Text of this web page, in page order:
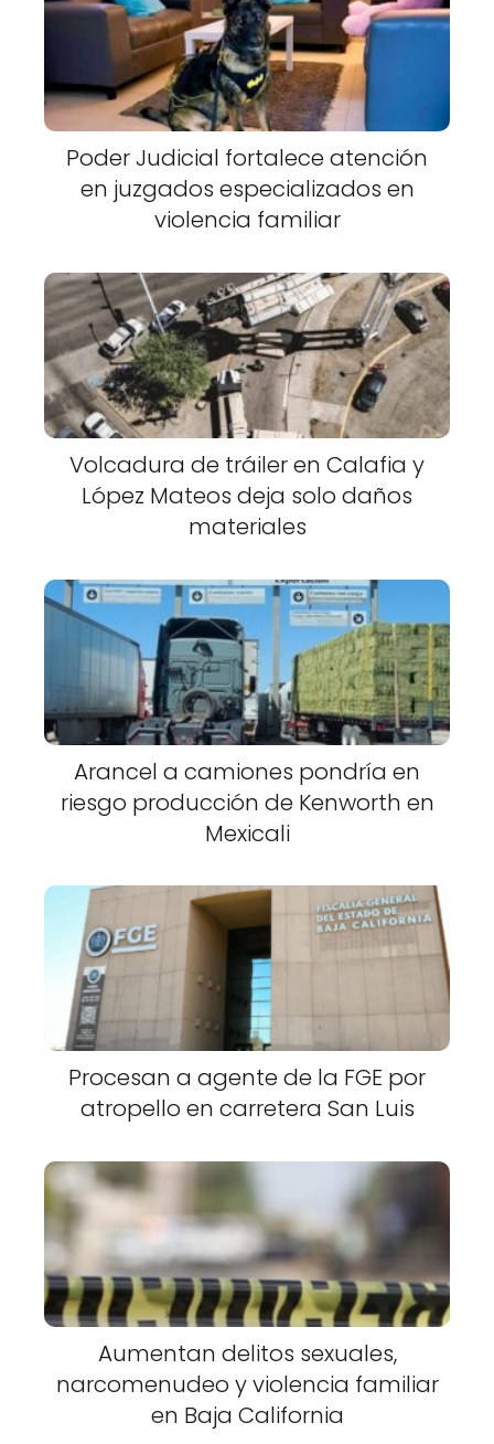
Poder Judicial fortalece atención
en juzgados especializados en
violencia familiar
Volcadura de tráiler en Calafia y
López Mateos deja solo daños
materiales
Arancel a camiones pondría en
riesgo producción de Kenworth en
Mexicali
Procesan a agente de la FGE por
atropello en carretera San Luis
Aumentan delitos sexuales,
narcomenudeo y violencia familiar
en Baja California